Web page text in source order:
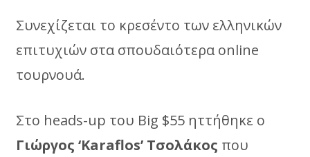
Συνεχίζεται το κρεσέντο των ελληνικών
επιτυχιών στα σπουδαιότερα online
τουρνουά.
Στο heads-up του Big $55 ηττήθηκε ο
Γιώργος ‘Karaflos’ Τσολάκος που